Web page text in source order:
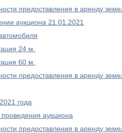
предоставления в аренду
аукциона 21.01.2021
24 м.
60 м.
предоставления в аренду
года
аукциона
предоставления в аренду